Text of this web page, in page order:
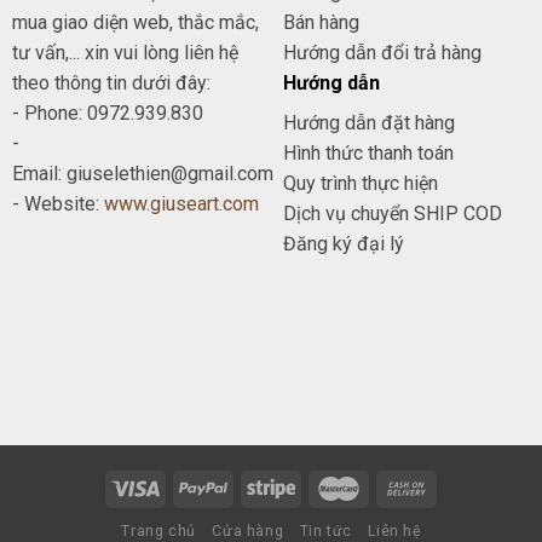
mua giao diện web, thắc mắc,
tư vấn,... xin vui lòng liên hệ
theo thông tin dưới đây:
- Phone: 0972.939.830
-
Email: giuselethien@gmail.com
- Website: www.giuseart.com
Bán hàng
Hướng dẫn đổi trả hàng
Hướng dẫn
Hướng dẫn đặt hàng
Hình thức thanh toán
Quy trình thực hiện
Dịch vụ chuyển SHIP COD
Đăng ký đại lý
Trang chủ Cửa hàng Tin tức Liên hệ